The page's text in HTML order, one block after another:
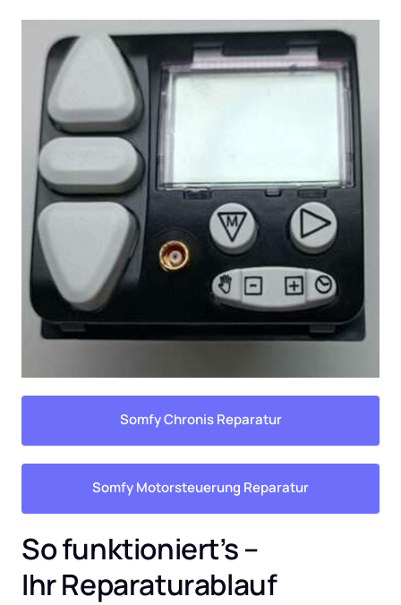
Somfy Chronis Reparatur
Somfy Motorsteuerung Reparatur
So funktioniert’s –
Ihr Reparaturablauf